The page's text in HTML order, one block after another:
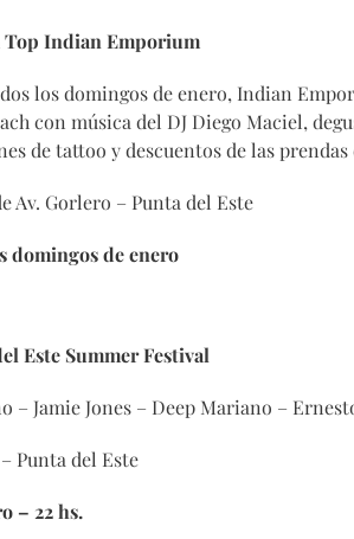
Top Indian Emporium
los domingos de enero, Indian
con música del DJ Diego Maciel,
de tattoo y descuentos de las
Av. Gorlero – Punta del Este
domingos de enero
Este Summer Festival
– Jamie Jones – Deep Mariano –
Punta del Este
– 22 hs.